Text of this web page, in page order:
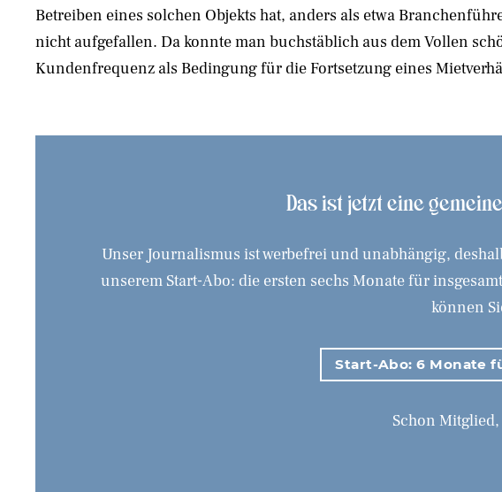
Betreiben eines solchen Objekts hat, anders als etwa
nicht aufgefallen. Da konnte man buchstäblich aus dem Vollen
Kundenfrequenz als Bedingung für die Fortsetzung eines
Das ist jetzt eine
Unser Journalismus ist werbefrei und unabhängig,
unserem Start-Abo: die ersten sechs Monate für
können
Start-Abo: 6 Monate
Schon